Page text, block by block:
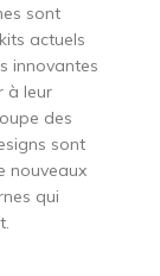
sont
actuels
innovantes
à leur
des
sont
nouveaux
qui